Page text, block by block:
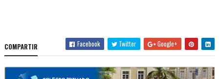
COMPARTIR Facebook Twitter Google+